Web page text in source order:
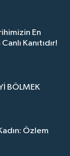
En
Kanıtıdır!
BÖLMEK
Özlem